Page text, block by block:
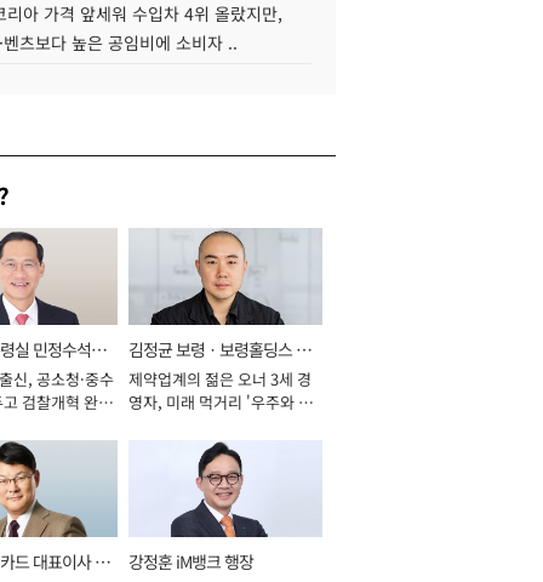
리아 가격 앞세워 수입차 4위 올랐지만,
벤츠보다 높은 공임비에 소비자 ..
실 민정수석비
신, 공소청·중수
검찰개혁 완수
김정균 보령ㆍ보령홀딩스 대
표이사 사장
제약업계의 젊은 오너 3세 경
영자, 미래 먹거리 '우주와 헬
드 대표이사 사 강정훈 iM뱅크 행장